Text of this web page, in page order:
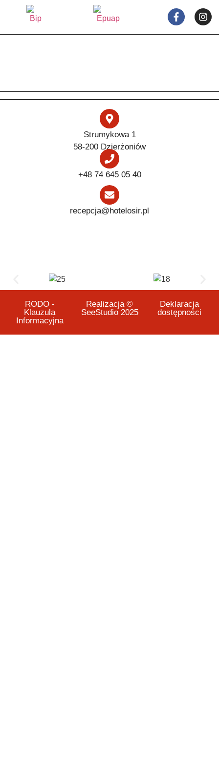
Strumykowa 1
58-200 Dzierżoniów
+48 74 645 05 40
recepcja@hotelosir.pl
RODO -
Klauzula
Informacyjna
Realizacja ©
SeeStudio 2025
Deklaracja
dostępności